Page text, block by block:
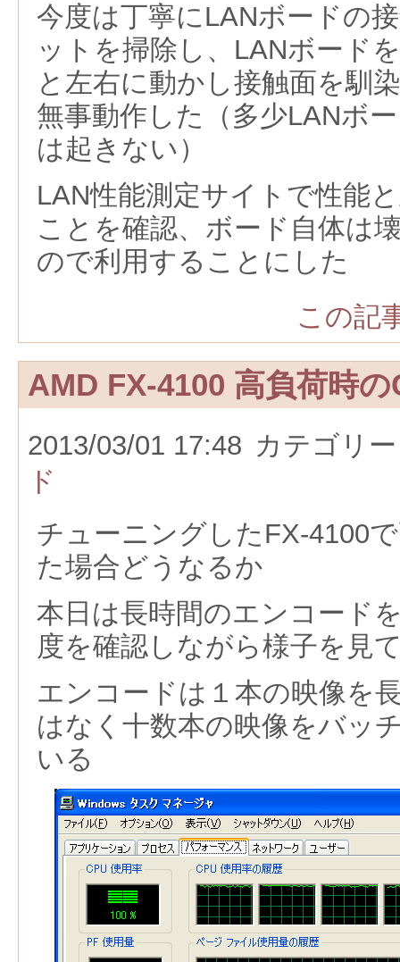
今度は丁寧にLANボードの
ットを掃除し、LANボード
と左右に動かし接触面を馴
無事動作した（多少LANボ
は起きない）
LAN性能測定サイトで性能
ことを確認、ボード自体は
ので利用することにした
この記
AMD FX-4100 高負荷時の
2013/03/01 17:48 カテゴリ
ド
チューニングしたFX-4100
た場合どうなるか
本日は長時間のエンコード
度を確認しながら様子を見
エンコードは１本の映像を
はなく十数本の映像をバッ
いる